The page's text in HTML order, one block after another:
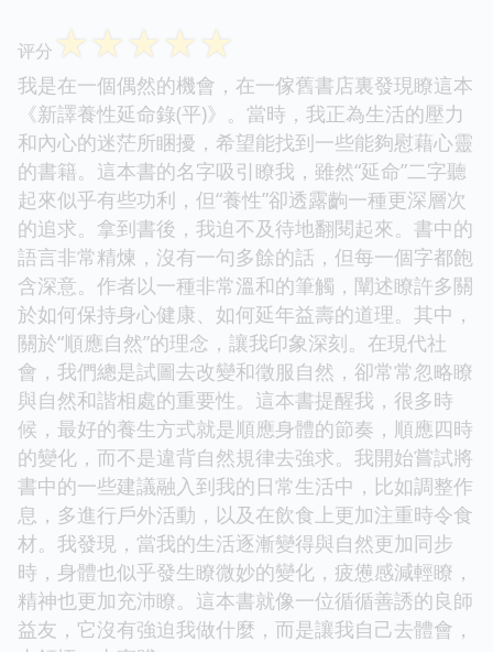
评分 ☆☆☆☆☆
我是在一個偶然的機會，在一傢舊書店裏發現瞭這本
《新譯養性延命錄(平)》。當時，我正為生活的壓力
和內心的迷茫所睏擾，希望能找到一些能夠慰藉心靈
的書籍。這本書的名字吸引瞭我，雖然“延命”二字聽
起來似乎有些功利，但“養性”卻透露齣一種更深層次
的追求。拿到書後，我迫不及待地翻閱起來。書中的
語言非常精煉，沒有一句多餘的話，但每一個字都飽
含深意。作者以一種非常溫和的筆觸，闡述瞭許多關
於如何保持身心健康、如何延年益壽的道理。其中，
關於“順應自然”的理念，讓我印象深刻。在現代社
會，我們總是試圖去改變和徵服自然，卻常常忽略瞭
與自然和諧相處的重要性。這本書提醒我，很多時
候，最好的養生方式就是順應身體的節奏，順應四時
的變化，而不是違背自然規律去強求。我開始嘗試將
書中的一些建議融入到我的日常生活中，比如調整作
息，多進行戶外活動，以及在飲食上更加注重時令食
材。我發現，當我的生活逐漸變得與自然更加同步
時，身體也似乎發生瞭微妙的變化，疲憊感減輕瞭，
精神也更加充沛瞭。這本書就像一位循循善誘的良師
益友，它沒有強迫我做什麼，而是讓我自己去體會，